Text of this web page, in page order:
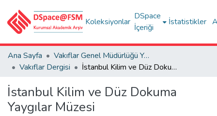
Koleksiyonlar
DSpace
İçeriği
İstatistikler
Ana Sayfa
Vakıflar Genel Müdürlüğü Yayınları
Vakıflar Dergisi
İstanbul Kilim ve Düz Dokuma Yaygılar Müzesi
İstanbul Kilim ve Düz Dokuma
Yaygılar Müzesi